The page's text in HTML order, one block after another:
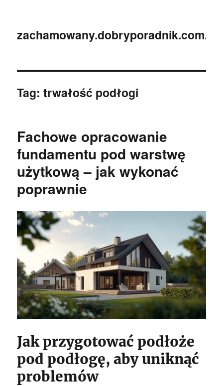
zachamowany.dobryporadnik.com.pl
Tag:trwałość podłogi
Fachowe opracowanie
fundamentu pod warstwę
użytkową – jak wykonać
poprawnie
Jak przygotować podłoże
pod podłogę, aby uniknąć
problemów